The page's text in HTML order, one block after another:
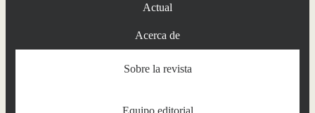
Actual
Acerca de
Sobre la revista
Equipo editorial